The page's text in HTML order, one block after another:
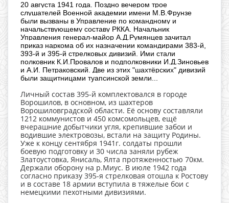
20 августа 1941 года. Поздно вечером трое
слушателей Военной академии имени М.В.Фрунзе
были вызваны в Управление по командному и
начальствующему составу РККА. Начальник
Управления генерал-майор А.Д.Румянцев зачитал
приказ наркома об их назначении командирами 383-й,
393-й и 395-й стрелковых дивизий. Ими стали
полковник К.И.Провалов и подполковники И.Д.Зиновьев
и А.И. Петраковский. Две из этих "шахтёрских" дивизий
были защитницами туапсинской земли...
Личный состав 395-й комплектовался в городе
Ворошилов, в основном, из шахтеров
Ворошиловградской области. Её основу составляли
1212 коммунистов и 450 комсомольцев, ещё
вчерашние добытчики угля, крепившие забои и
водившие электровозы, встали на защиту Родины.
Уже к концу сентября 1941г. солдаты прошли
боевую подготовку и 30 числа заняли рубеж
Златоустовка, Янисаль, Ялта протяженностью 70км.
Держали оборону на р.Миус. В июле 1942 года
согласно приказу 395-я стрелковая отошла к Ростову
и в составе 18 армии вступила в тяжелые бои с
немецкими пехотными дивизиями.